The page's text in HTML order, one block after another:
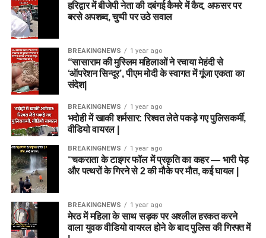
हरिद्वार में बीजेपी नेता की दबंगई कैमरे में कैद, अफसर पर
बरसे अपशब्द, चुप्पी पर उठे सवाल
BREAKINGNEWS 1 year ago
“सासाराम की मुस्लिम महिलाओं ने रचाया मेहंदी से
‘ऑपरेशन सिन्दूर’, पीएम मोदी के स्वागत में गूंजा एकता का
संदेश|
BREAKINGNEWS 1 year ago
भदोही में खाकी शर्मसार: रिश्वत लेते पकड़े गए पुलिसकर्मी,
वीडियो वायरल |
BREAKINGNEWS 1 year ago
“चकराता के टाइगर फॉल में प्रकृति का कहर — भारी पेड़
और पत्थरों के गिरने से 2 की मौके पर मौत, कई घायल |
BREAKINGNEWS 1 year ago
मेरठ में महिला के साथ सड़क पर अश्लील हरकत करने
वाला युवक वीडियो वायरल होने के बाद पुलिस की गिरफ्त में